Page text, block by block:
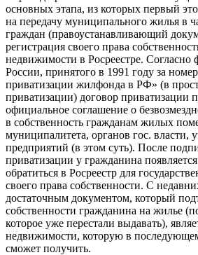
основных этапа, из которых первый
на передачу муниципального жилья в
граждан (правоустанавливающий
регистрация своего права
недвижимости в Росреестре. Согласно
России, принятого в 1991 году за
приватизации жилфонда в РФ» (в
приватизации) договор приватизации
официальное соглашение о
в собственность гражданам жилых
муниципалитета, органов гос. власти,
предприятий (в этом суть). После
приватизации у гражданина
обратиться в Росреестр для
своего права собственности. С
достаточным документом, который
собственности гражданина на жилье
которое уже перестали выдавать),
недвижимости, которую в
сможет получить.